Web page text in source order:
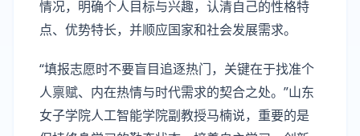
情况，明确个人目标与兴趣，认清自己的性格特
点、优势特长，并顺应国家和社会发展需求。
“填报志愿时不要盲目追逐热门，关键在于找准个
人禀赋、内在热情与时代需求的契合之处。”山东
女子学院人工智能学院副教授马楠说，重要的是